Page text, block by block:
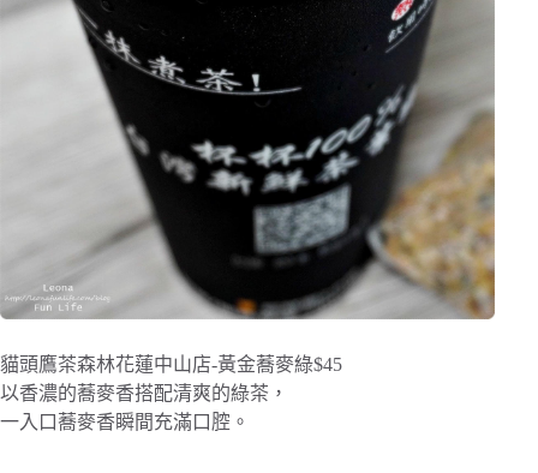
貓頭鷹茶森林花蓮中山店-黃金蕎麥綠$45
以香濃的蕎麥香搭配清爽的綠茶，
一入口蕎麥香瞬間充滿口腔。